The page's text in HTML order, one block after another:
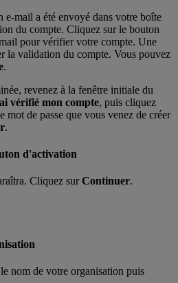
mail a été envoyé dans votre boîte
du compte. Cliquez sur le bouton
pour vérifier votre compte. Une
la validation du compte. Vous pouvez
.
revenez à la fenêtre initiale du
vérifié mon compte, puis cliquez
mot de passe que vous venez de créer
.
d'activation
Cliquez surContinuer.
nom de votre organisation puis